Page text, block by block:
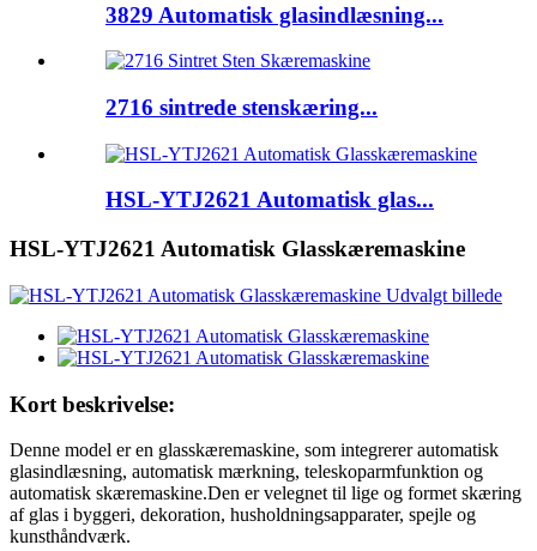
3829 Automatisk glasindlæsning...
2716 sintrede stenskæring...
HSL-YTJ2621 Automatisk glas...
HSL-YTJ2621 Automatisk Glasskæremaskine
Kort beskrivelse:
Denne model er en glasskæremaskine, som integrerer automatisk
glasindlæsning, automatisk mærkning, teleskoparmfunktion og
automatisk skæremaskine.Den er velegnet til lige og formet skæring
af glas i byggeri, dekoration, husholdningsapparater, spejle og
kunsthåndværk.